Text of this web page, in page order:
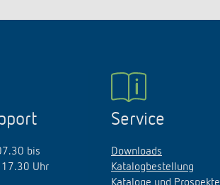
bis
Uhr
Service
Downloads
Katalogbestellung
Kataloge und Prospekte